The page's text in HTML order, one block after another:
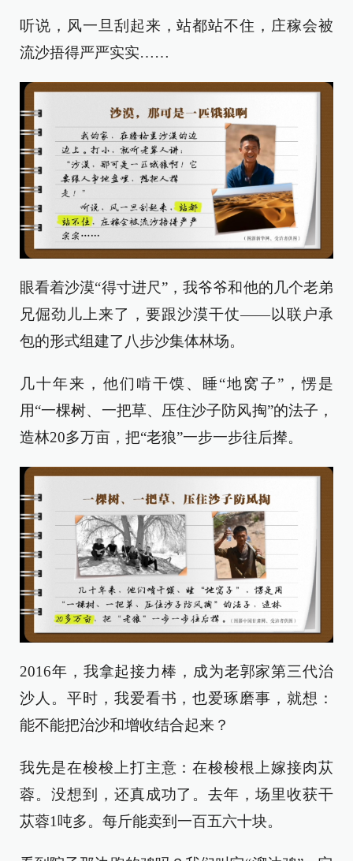
听说，风一旦刮起来，站都站不住，庄稼会被
流沙捂得严严实实……
眼看着沙漠“得寸进尺”，我爷爷和他的几个老弟
兄倔劲儿上来了，要跟沙漠干仗——以联户承
包的形式组建了八步沙集体林场。
几十年来，他们啃干馍、睡“地窝子”，愣是
用“一棵树、一把草、压住沙子防风掏”的法子，
造林20多万亩，把“老狼”一步一步往后撵。
2016年，我拿起接力棒，成为老郭家第三代治
沙人。平时，我爱看书，也爱琢磨事，就想：
能不能把治沙和增收结合起来？
我先是在梭梭上打主意：在梭梭根上嫁接肉苁
蓉。没想到，还真成功了。去年，场里收获干
苁蓉1吨多。每斤能卖到一百五六十块。